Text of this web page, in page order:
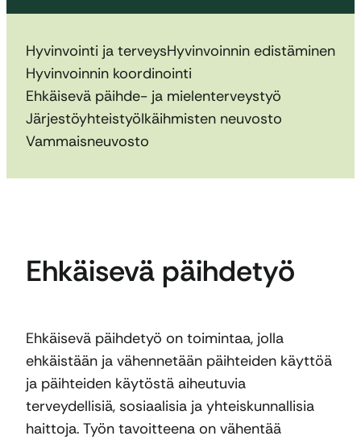
Hyvinvointi ja terveysHyvinvoinnin edistäminen
Hyvinvoinnin koordinointi
Ehkäisevä päihde- ja mielenterveystyö
JärjestöyhteistyöIkäihmisten neuvosto
Vammaisneuvosto
Ehkäisevä päihdetyö
Ehkäisevä päihdetyö on toimintaa, jolla
ehkäistään ja vähennetään päihteiden käyttöä
ja päihteiden käytöstä aiheutuvia
terveydellisiä, sosiaalisia ja yhteiskunnallisia
haittoja. Työn tavoitteena on vähentää